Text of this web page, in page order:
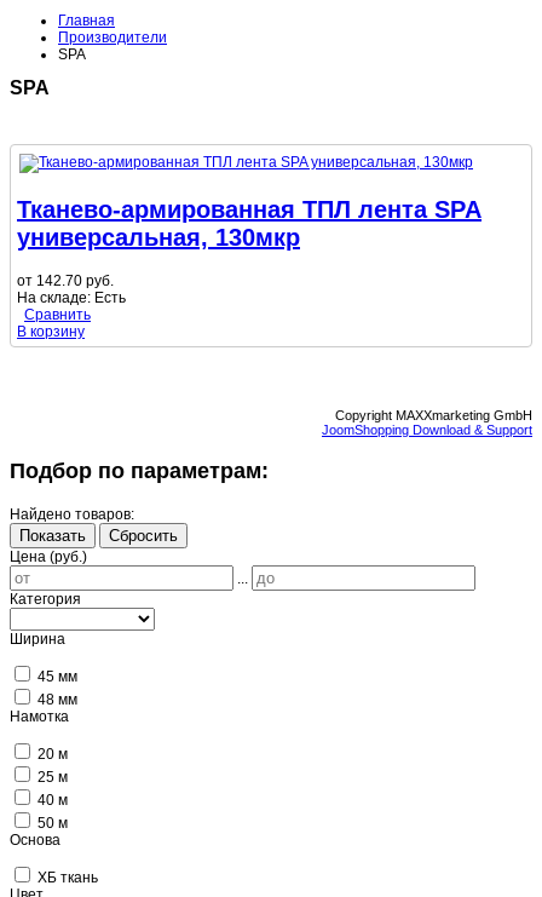
Главная
Производители
SPA
SPA
Тканево-армированная ТПЛ лента SPA
универсальная, 130мкр
от 142.70 руб.
На складе: Есть
Сравнить
В корзину
Copyright MAXXmarketing GmbH
JoomShopping Download & Support
Подбор по параметрам:
Найдено товаров:
Показать Сбросить
Цена (руб.)
Категория
Ширина
45 мм
48 мм
Намотка
20 м
25 м
40 м
50 м
Основа
ХБ ткань